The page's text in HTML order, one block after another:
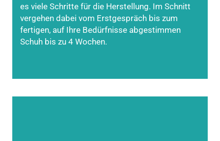
es viele Schritte für die Herstellung. Im Schnitt
vergehen dabei vom Erstgespräch bis zum
fertigen, auf Ihre Bedürfnisse abgestimmen
Schuh bis zu 4 Wochen.